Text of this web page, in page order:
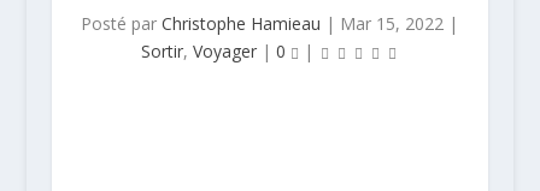
Posté parChristophe Hamieau | Mar 15, 2022 |
Sortir,Voyager |0 |